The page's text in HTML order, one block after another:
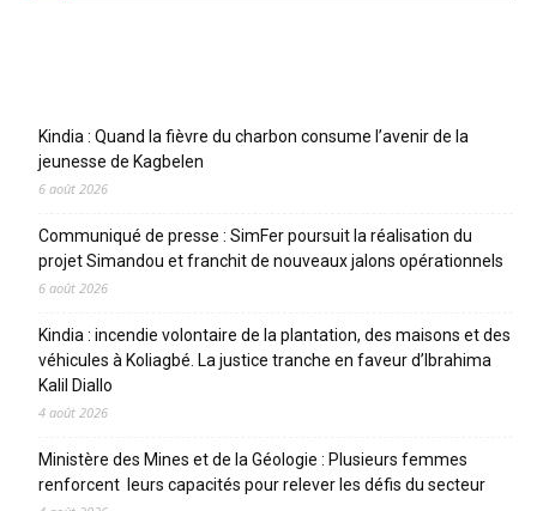
Kindia : Quand la fièvre du charbon consume l’avenir de la
jeunesse de Kagbelen
6 août 2026
Communiqué de presse : SimFer poursuit la réalisation du
projet Simandou et franchit de nouveaux jalons opérationnels
6 août 2026
Kindia : incendie volontaire de la plantation, des maisons et des
véhicules à Koliagbé. La justice tranche en faveur d’Ibrahima
Kalil Diallo
4 août 2026
Ministère des Mines et de la Géologie : Plusieurs femmes
renforcent leurs capacités pour relever les défis du secteur